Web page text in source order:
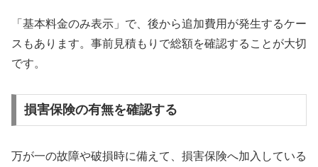
「基本料金のみ表示」で、後から追加費用が発生するケー
スもあります。事前見積もりで総額を確認することが大切
です。
損害保険の有無を確認する
万が一の故障や破損時に備えて、損害保険へ加入している